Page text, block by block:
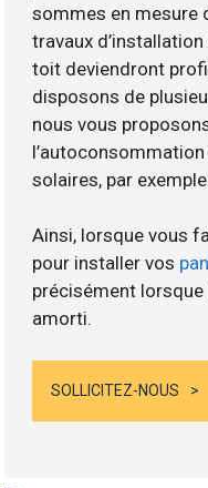
sommes en mesure
travaux
toit deviendront
disposons de
nous vous
solaires, par exemple.
Ainsi, lorsque vous
pour installer vos
précisément
amorti.
SOLLICITEZ-NOUS